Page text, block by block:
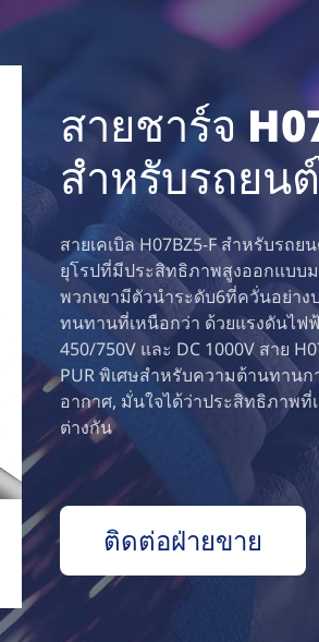
สายชาร์จ
สำหรับรถยน
สายเคเบิล H07BZ5-F สำหรับรถ
ยุโรปที่มีประสิทธิภาพสูงออกแบบ
พวกเขามีตัวนำระดับ6ที่ควั่นอย่า
ทนทานที่เหนือกว่า ด้วยแรงดันไฟ
450/750V และ DC 1000V สาย
PUR พิเศษสำหรับความต้านทาน
อากาศ, มั่นใจได้ว่าประสิทธิภาพ
ต่างกัน
ติดต่อฝ่ายขาย